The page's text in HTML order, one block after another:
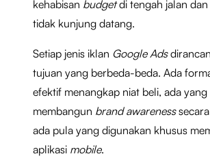
kehabisan budgetdi tengah jalan
tidak kunjung datang.
Setiap jenis iklan Google Ads
tujuan yang berbeda-beda. Ada
efektif menangkap niat beli, ada
membangun brand awareness
ada pula yang digunakan khusus
aplikasi mobile.